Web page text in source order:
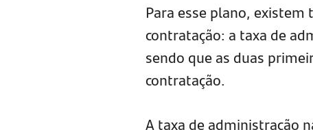
Para esse plano,
contratação: a taxa de
sendo que as duas
contratação.
A taxa de administração